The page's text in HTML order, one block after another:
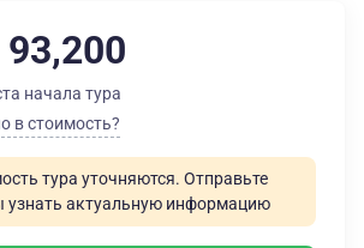
93,200
начала тура
в стоимость?
тура уточняются. Отправьте
узнать актуальную информацию